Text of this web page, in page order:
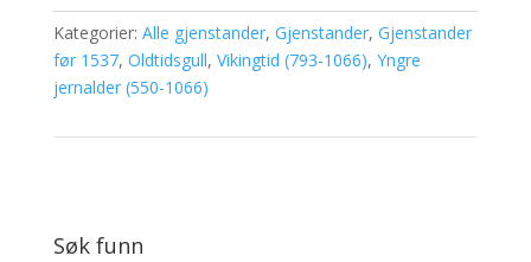
Kategorier: Alle gjenstander, Gjenstander, Gjenstander
før 1537, Oldtidsgull, Vikingtid (793-1066), Yngre
jernalder (550-1066)
Søk funn